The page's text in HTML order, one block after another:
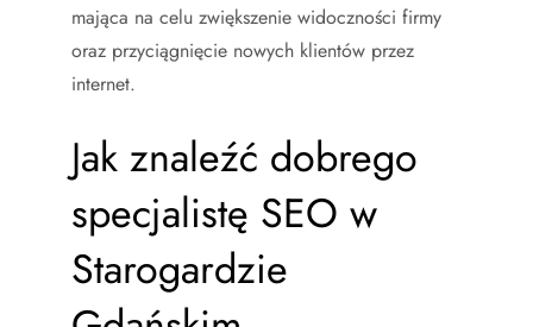
mająca na celu zwiększenie widoczności firmy
oraz przyciągnięcie nowych klientów przez
internet.
Jak znaleźć dobrego
specjalistę SEO w
Starogardzie